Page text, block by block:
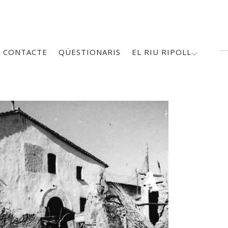
CONTACTE QÜESTIONARIS EL RIU RIPOLL